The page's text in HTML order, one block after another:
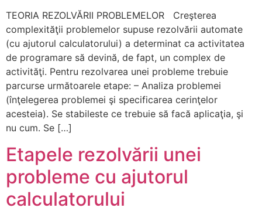
TEORIA REZOLVĂRII PROBLEMELOR Creşterea
complexităţii problemelor supuse rezolvării automate
(cu ajutorul calculatorului) a determinat ca activitatea
de programare să devină, de fapt, un complex de
activităţi. Pentru rezolvarea unei probleme trebuie
parcurse următoarele etape: – Analiza problemei
(înţelegerea problemei şi specificarea cerinţelor
acesteia). Se stabileste ce trebuie să facă aplicaţia, şi
nu cum. Se […]
Etapele rezolvării unei
probleme cu ajutorul
calculatorului